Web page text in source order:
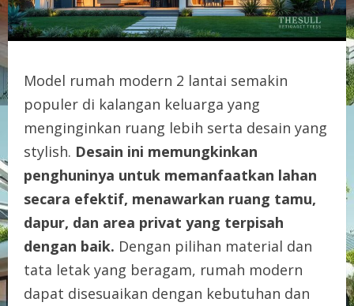
Model rumah modern 2 lantai semakin
populer di kalangan keluarga yang
menginginkan ruang lebih serta desain yang
stylish. Desain ini memungkinkan
penghuninya untuk memanfaatkan lahan
secara efektif, menawarkan ruang tamu,
dapur, dan area privat yang terpisah
dengan baik. Dengan pilihan material dan
tata letak yang beragam, rumah modern
dapat disesuaikan dengan kebutuhan dan